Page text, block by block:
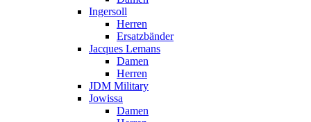
Ingersoll
Herren
Ersatzbänder
Jacques Lemans
Damen
Herren
JDM Military
Jowissa
Damen